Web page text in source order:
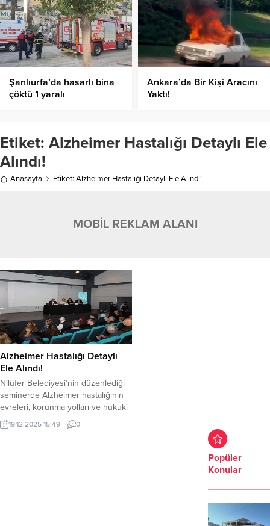
Şanlıurfa’da hasarlı bina
çöktü 1 yaralı
Ankara’da Bir Kişi Aracını
Yaktı!
Etiket: Alzheimer Hastalığı Detaylı Ele
Alındı!
Anasayfa Etiket: Alzheimer Hastalığı Detaylı Ele Alındı!
MOBİL REKLAM ALANI
Alzheimer Hastalığı Detaylı
Ele Alındı!
Nilüfer Belediyesi’nin düzenlediği
seminerde Alzheimer hastalığının
evreleri, korunma yolları ve hukuki
boyutu ele alındı. Seminerde, vasi
tayini, hukuki ehliyet ve yaşlı
19.12.2025 15:49 0
Popüler
Konular